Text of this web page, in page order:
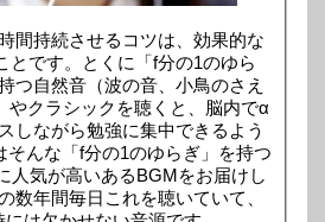
間持続させるコツは、効果的な
とです。とくに「f分の1のゆら
つ自然音（波の音、小鳥のさえ
やクラシックを聴くと、脳内でα
しながら勉強に集中できるよう
そんな「f分の1のゆらぎ」を持つ
人気が高いあるBGMをお届けし
数年間毎日これを聴いていて、